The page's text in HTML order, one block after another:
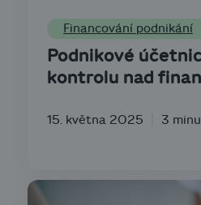
Financování podnikání
Podnikové
kontrolu nad
15. května 2025 3